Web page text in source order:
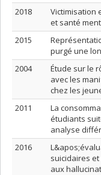
2018
Victimisation
et santé
2015
purgé une
2004
Étude sur le
avec les
chez les
2011
La
étudiants
analyse
2016
suicidaires
aux